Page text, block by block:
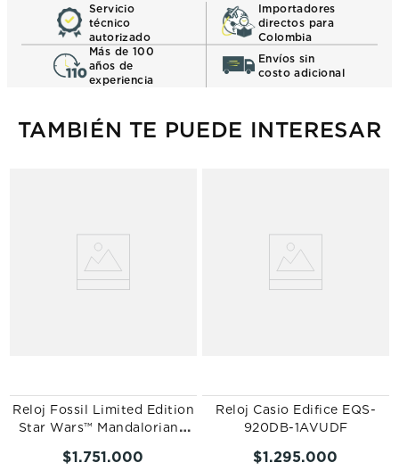
Servicio
técnico
autorizado
Importadores
directos para
Colombia
Más de 100
años de
experiencia
Envíos sin
costo adicional
TAMBIÉN TE PUEDE INTERESAR
Reloj Fossil Limited Edition
Star Wars™ Mandalorian™
LE1245SET
$1.751.000
Reloj Casio Edifice EQS-
920DB-1AVUDF
$1.295.000